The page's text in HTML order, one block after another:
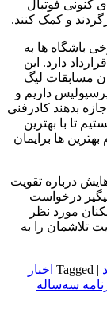
کنونی فوتبال
و کمک کنند.
باشگاه ها به
دارد. این
مسابقات لیگ
داریم و
بدهند کادرفنی
تا با بهترین
ها برایمان
درباره تقویت
درخواست
مورد نظر
تلاشمان را به
|
Tagged اخبار
سه‌ساله